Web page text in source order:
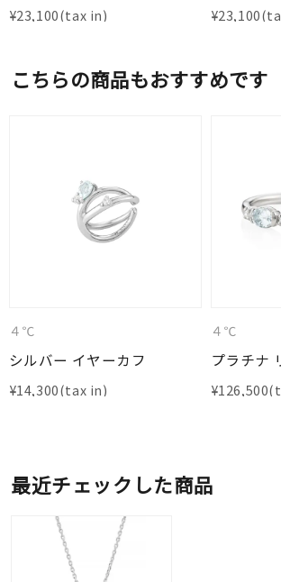
¥23,100 ¥23,100
こちらの商品もおすすめです
４℃
シルバー イヤーカフ
¥14,300
４℃
プラチナ
¥126,500
最近チェックした商品